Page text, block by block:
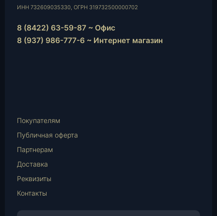
ИНН 732609035330, ОГРН 319732500000702
8 (8422) 63-59-87 ~ Офис
8 (937) 986-777-6 ~ Интернет магазин
Mail
Покупателям
Публичная оферта
Партнерам
Доставка
Реквизиты
Контакты